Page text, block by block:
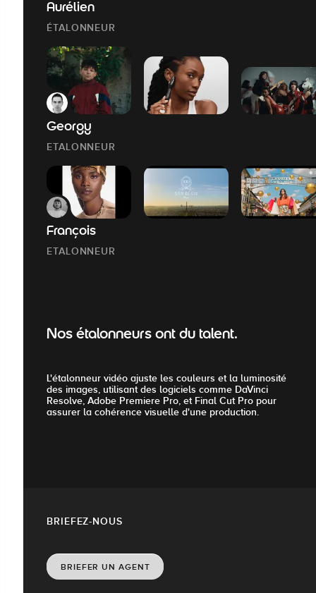
Aurélien
ÉTALONNEUR
Georgy
ETALONNEUR
François
ETALONNEUR
Nos étalonneurs ont du talent.
L'étalonneur vidéo ajuste les couleurs et la luminosité
des images, utilisant des logiciels comme DaVinci
Resolve, Adobe Premiere Pro, et Final Cut Pro pour
assurer la cohérence visuelle d'une production.
BRIEFEZ-NOUS
BRIEFER UN AGENT